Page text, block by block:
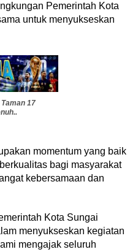
Pemerintah Kota
untuk menyukseskan
17
momentum yang baik
bagi masyarakat
kebersamaan dan
Kota Sungai
menyukseskan kegiatan
mengajak seluruh